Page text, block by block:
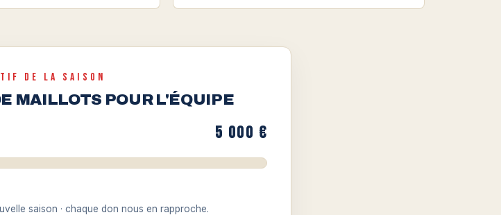
DE LA SAISON
MAILLOTS POUR L'ÉQUIPE
5 000 €
saison · chaque don nous en rapproche.